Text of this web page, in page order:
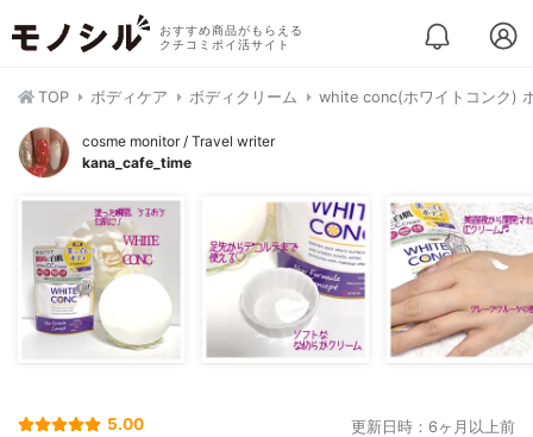
おすすめ商品がもらえる
クチコミポイ活サイト
TOP ボディケア ボディクリーム white conc(ホワイトコンク)
cosme monitor / Travel writer
kana_cafe_time
5.00 更新日時：6ヶ月以上前